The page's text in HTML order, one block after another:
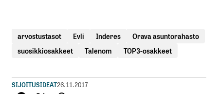
arvostustasot Evli Inderes
Orava asuntorahasto
suosikkiosakkeet
Talenom TOP3-osakkeet
SIJOITUSIDEAT26.11.2017